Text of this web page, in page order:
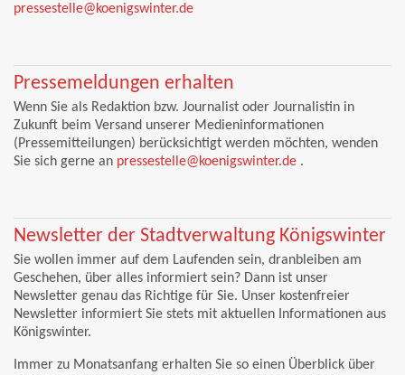
pressestelle@koenigswinter.de
Pressemeldungen erhalten
Wenn Sie als Redaktion bzw. Journalist oder Journalistin in
Zukunft beim Versand unserer Medieninformationen
(Pressemitteilungen) berücksichtigt werden möchten, wenden
Sie sich gerne an pressestelle@koenigswinter.de .
Newsletter der Stadtverwaltung Königswinter
Sie wollen immer auf dem Laufenden sein, dranbleiben am
Geschehen, über alles informiert sein? Dann ist unser
Newsletter genau das Richtige für Sie. Unser kostenfreier
Newsletter informiert Sie stets mit aktuellen Informationen aus
Königswinter.
Immer zu Monatsanfang erhalten Sie so einen Überblick über